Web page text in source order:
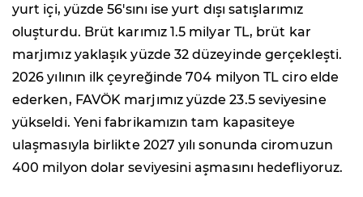
yurt içi, yüzde 56'sını ise yurt dışı satışlarımız
oluşturdu. Brüt karımız 1.5 milyar TL, brüt kar
marjımız yaklaşık yüzde 32 düzeyinde gerçekleşti.
2026 yılının ilk çeyreğinde 704 milyon TL ciro elde
ederken, FAVÖK marjımız yüzde 23.5 seviyesine
yükseldi. Yeni fabrikamızın tam kapasiteye
ulaşmasıyla birlikte 2027 yılı sonunda ciromuzun
400 milyon dolar seviyesini aşmasını hedefliyoruz.